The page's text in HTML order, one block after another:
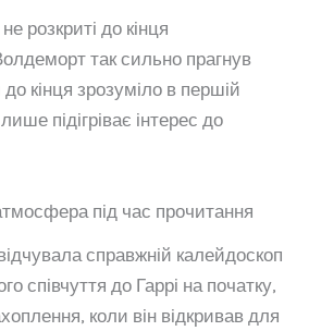
розкриті до кінця
так сильно прагнув
кінця зрозуміло в першій
підігріває інтерес до
під час прочитання
справжній калейдоскоп
співчуття до Гаррі на початку,
коли він відкривав для